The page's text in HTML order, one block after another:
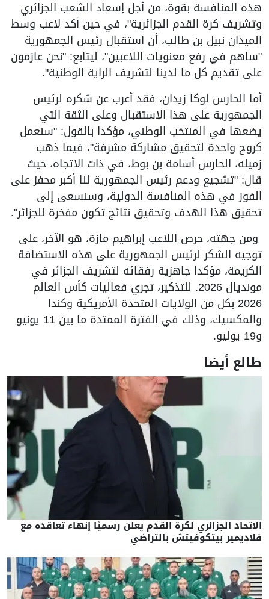
هذه المنافسة بقوة، من أجل إسعاد الشعب الجزائري
وتشريف كرة القدم الجزائرية"، في حين أكد لاعب وسط
الميدان نبيل بن طالب، أن استقبال رئيس الجمهورية
"ساهم في رفع معنويات اللاعبين"، ليتابع: "نحن عازمون
على تقديم كل ما لدينا لتشريف الراية الوطنية".
أما الحارس لوكا زيدان، فقد أعرب عن شكره لرئيس
الجمهورية على هذا الاستقبال وعلى الثقة التي
يضعها في المنتخب الوطني، مؤكدا بالقول: "سنعمل
كروح واحدة لتحقيق مشاركة مشرفة"، فيما ذهب
زميله، الحارس أسامة بن بوط، في ذات الاتجاه، حيث
قال: "تشجيع ودعم رئيس الجمهورية لنا أكبر محفز على
الفوز في هذه المنافسة الدولية، وسنسعى إلى
تحقيق هذا الهدف وتحقيق نتائج تكون مفخرة للجزائر".
ومن جهته، حرص اللاعب إبراهيم مازة، هو الآخر، على
توجيه الشكر لرئيس الجمهورية على هذه الاستضافة
الكريمة، مؤكدا جاهزية رفقائه لتشريف الجزائر في
مونديال 2026. للتذكير، تجري فعاليات كأس العالم
2026 بكل من الولايات المتحدة الأمريكية وكندا
والمكسيك، وذلك في الفترة الممتدة ما بين 11 يونيو
و19 يوليو.
طالع أيضا
الاتحاد الجزائري لكرة القدم يعلن رسميًا إنهاء تعاقده مع
فلاديمير بيتكوفيتش بالتراضي